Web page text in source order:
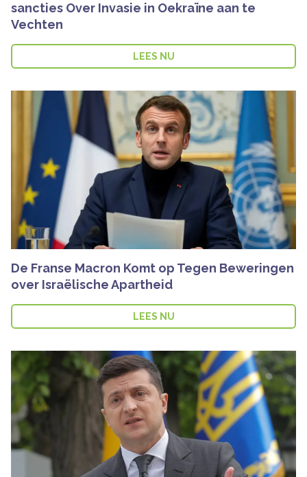
sancties Over Invasie in Oekraïne aan te
Vechten
LEES NU
De Franse Macron Komt op Tegen Beweringen
over Israëlische Apartheid
LEES NU